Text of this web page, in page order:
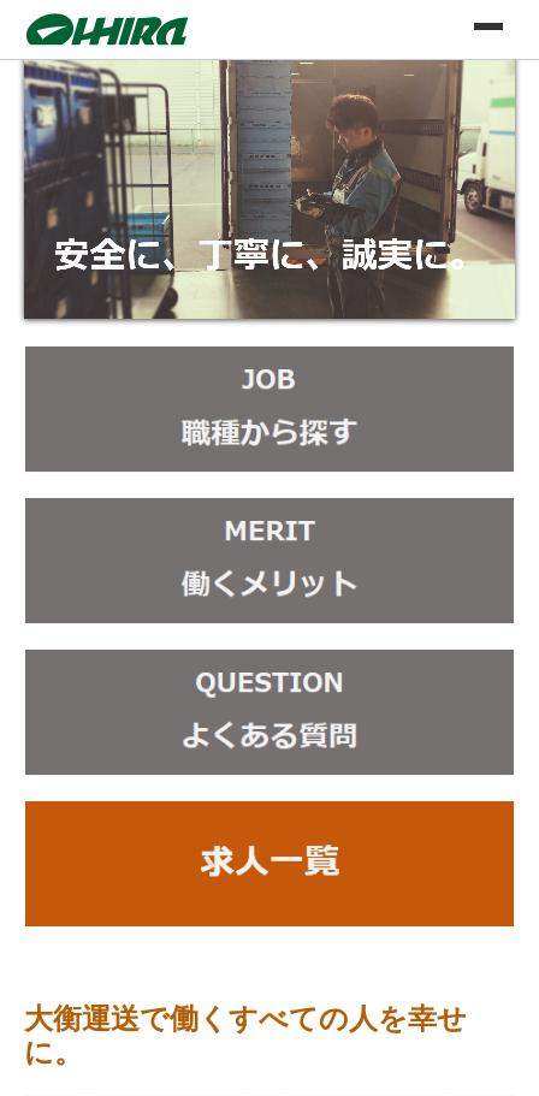
大衡運送で働く すべての人を幸せ
に。